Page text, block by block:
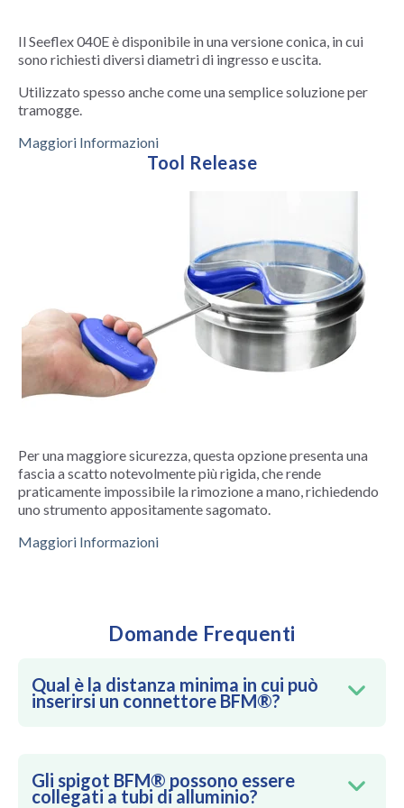
Il Seeflex 040E è disponibile in una versione conica, in cui
sono richiesti diversi diametri di ingresso e uscita.
Utilizzato spesso anche come una semplice soluzione per
tramogge.
Maggiori Informazioni
Tool Release
Per una maggiore sicurezza, questa opzione presenta una
fascia a scatto notevolmente più rigida, che rende
praticamente impossibile la rimozione a mano, richiedendo
uno strumento appositamente sagomato.
Maggiori Informazioni
Domande Frequenti
Qual è la distanza minima in cui può
inserirsi un connettore BFM®?
Gli spigot BFM® possono essere
collegati a tubi di alluminio?